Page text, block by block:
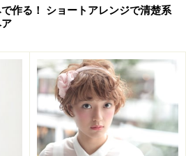
作る！ ショートアレンジで清楚系